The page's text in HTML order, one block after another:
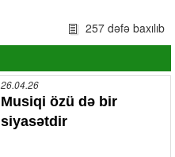
257 dəfə baxılıb
26.04.26
Musiqi özü də bir
siyasətdir